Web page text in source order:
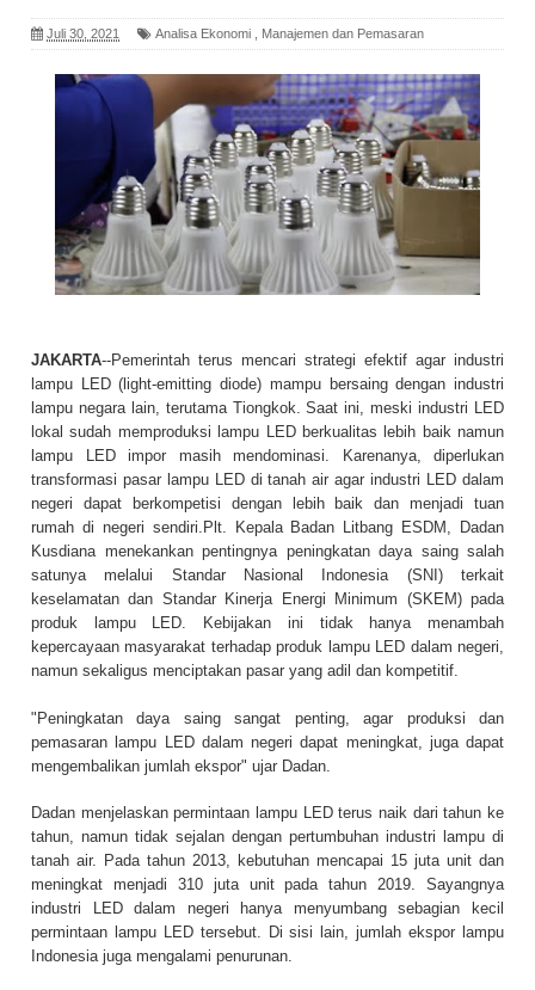
Juli 30, 2021 Analisa Ekonomi Manajemen dan Pemasaran
JAKARTA--Pemerintah terus mencari strategi efektif agar industri
lampu LED (light-emitting diode) mampu bersaing dengan industri
lampu negara lain, terutama Tiongkok. Saat ini, meski industri LED
lokal sudah memproduksi lampu LED berkualitas lebih baik namun
lampu LED impor masih mendominasi. Karenanya, diperlukan
transformasi pasar lampu LED di tanah air agar industri LED dalam
negeri dapat berkompetisi dengan lebih baik dan menjadi tuan
rumah di negeri sendiri.Plt. Kepala Badan Litbang ESDM, Dadan
Kusdiana menekankan pentingnya peningkatan daya saing salah
satunya melalui Standar Nasional Indonesia (SNI) terkait
keselamatan dan Standar Kinerja Energi Minimum (SKEM) pada
produk lampu LED. Kebijakan ini tidak hanya menambah
kepercayaan masyarakat terhadap produk lampu LED dalam negeri,
namun sekaligus menciptakan pasar yang adil dan kompetitif.
"Peningkatan daya saing sangat penting, agar produksi dan
pemasaran lampu LED dalam negeri dapat meningkat, juga dapat
mengembalikan jumlah ekspor" ujar Dadan.
Dadan menjelaskan permintaan lampu LED terus naik dari tahun ke
tahun, namun tidak sejalan dengan pertumbuhan industri lampu di
tanah air. Pada tahun 2013, kebutuhan mencapai 15 juta unit dan
meningkat menjadi 310 juta unit pada tahun 2019. Sayangnya
industri LED dalam negeri hanya menyumbang sebagian kecil
permintaan lampu LED tersebut. Di sisi lain, jumlah ekspor lampu
Indonesia juga mengalami penurunan.